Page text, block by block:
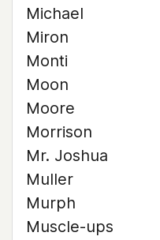
Michael
Miron
Monti
Moon
Moore
Morrison
Mr. Joshua
Muller
Murph
Muscle-ups